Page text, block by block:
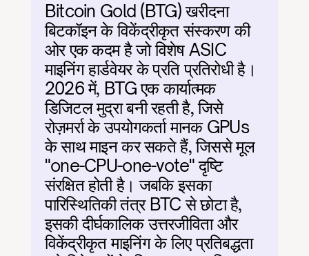
Bitcoin Gold (BTG) खरीदना
बिटकॉइन के विकेंद्रीकृत संस्करण की
ओर एक कदम है जो विशेष ASIC
माइनिंग हार्डवेयर के प्रति प्रतिरोधी है।
2026 में, BTG एक कार्यात्मक
डिजिटल मुद्रा बनी रहती है, जिसे
रोज़मर्रा के उपयोगकर्ता मानक GPUs
के साथ माइन कर सकते हैं, जिससे मूल
"one-CPU-one-vote" दृष्टि
संरक्षित होती है। जबकि इसका
पारिस्थितिकी तंत्र BTC से छोटा है,
इसकी दीर्घकालिक उत्तरजीविता और
विकेंद्रीकृत माइनिंग के लिए प्रतिबद्धता